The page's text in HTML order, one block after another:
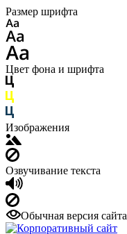
Размер шрифта
Цвет фона и шрифта
Изображения
Озвучивание текста
Обычная версия сайта